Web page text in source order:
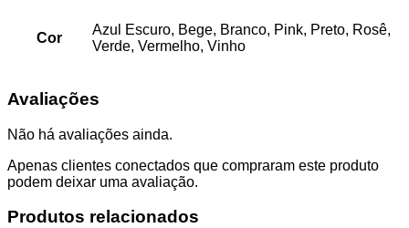
Cor
Azul Escuro, Bege, Branco, Pink, Preto, Rosê,
Verde, Vermelho, Vinho
Avaliações
Não há avaliações ainda.
Apenas clientes conectados que compraram este produto
podem deixar uma avaliação.
Produtos relacionados